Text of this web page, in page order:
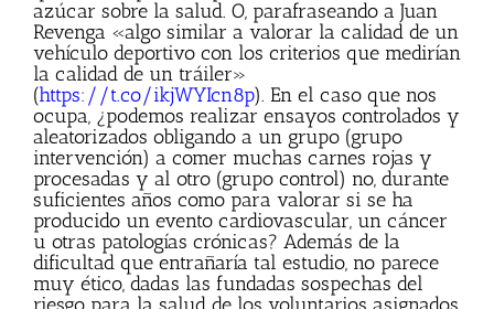
azúcar sobre la salud. O, parafraseando a Juan
Revenga «algo similar a valorar la calidad de un
vehículo deportivo con los criterios que medirían
la calidad de un tráiler»
(https://t.co/ikjWYIcn8p). En el caso que nos
ocupa, ¿podemos realizar ensayos controlados y
aleatorizados obligando a un grupo (grupo
intervención) a comer muchas carnes rojas y
procesadas y al otro (grupo control) no, durante
suficientes años como para valorar si se ha
producido un evento cardiovascular, un cáncer
u otras patologías crónicas? Además de la
dificultad que entrañaría tal estudio, no parece
muy ético, dadas las fundadas sospechas del
riesgo para la salud de los voluntarios asignados